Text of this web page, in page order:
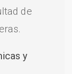
de
y